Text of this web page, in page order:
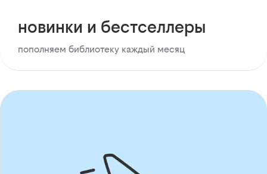
новинки и бестселлеры
пополняем библиотеку каждый месяц